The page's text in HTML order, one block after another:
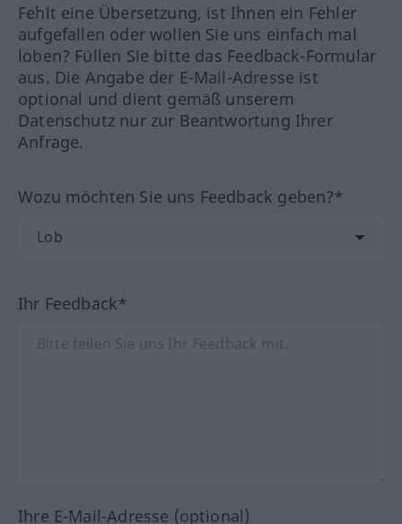
Fehlt eine Übersetzung, ist Ihnen ein Fehler
aufgefallen oder wollen Sie uns einfach mal
loben? Füllen Sie bitte das Feedback-Formular
aus. Die Angabe der E-Mail-Adresse ist
optional und dient gemäß unserem
Datenschutz nur zur Beantwortung Ihrer
Anfrage.
Wozu möchten Sie uns Feedback geben?*
Ihr Feedback*
Ihre E-Mail-Adresse (optional)